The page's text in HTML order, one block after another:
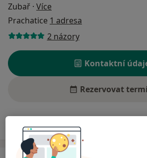
Zubař · Více
Prachatice 1 adresa
2 názory
Kontaktní
Rezervovat
Ceník Adresy